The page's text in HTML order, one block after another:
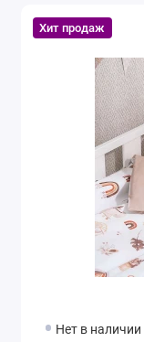
Хит продаж
Нет в наличии